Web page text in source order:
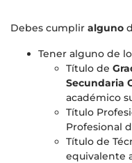
Debes cumplir alguno
Tener alguno de
Título de
Secundaria
académico
Título
Profesional
Título de
equivalente